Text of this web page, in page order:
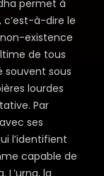
permet à
c’est-à-dire le
existence
de tous
souvent sous
lourdes
Par
ses
l’identifient
capable de